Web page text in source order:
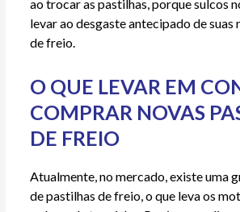
ao trocar as pastilhas, porque sulcos
levar ao desgaste antecipado de suas
de freio.
O QUE LEVAR EM
COMPRAR NOVAS
DE FREIO
Atualmente, no mercado, existe uma
de pastilhas de freio, o que leva os